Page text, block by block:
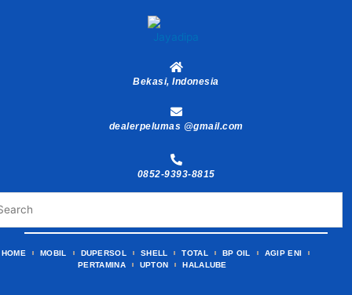
Bekasi, Indonesia
dealerpelumas @gmail.com
0852-9393-8815
HOME MOBIL DUPERSOL SHELL TOTAL BP OIL
AGIP ENI
PERTAMINA
UPTON HALALUBE